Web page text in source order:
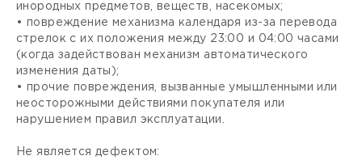
инородных предметов, веществ, насекомых;
• повреждение механизма календаря из-за перевода
стрелок с их положения между 23:00 и 04:00 часами
(когда задействован механизм автоматического
изменения даты);
• прочие повреждения, вызванные умышленными или
неосторожными действиями покупателя или
нарушением правил эксплуатации.
Не является дефектом: